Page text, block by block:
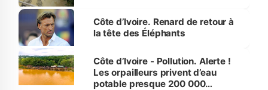
Côte d’Ivoire. Renard de retour à
la tête des Éléphants
Côte d’Ivoire - Pollution. Alerte !
Les orpailleurs privent d’eau
potable presque 200 000